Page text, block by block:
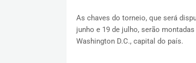
As chaves do torneio, que será
junho e 19 de julho, serão
Washington D.C., capital do país.